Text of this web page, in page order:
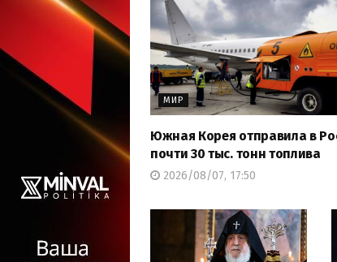
МИР
Южная Корея отправила в
почти 30 тыс. тонн топлива
2026/08/07, 17:50